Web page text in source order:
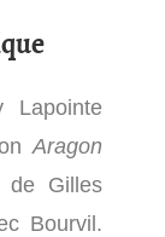
Lapointe
Aragon
Gilles
Bourvil.